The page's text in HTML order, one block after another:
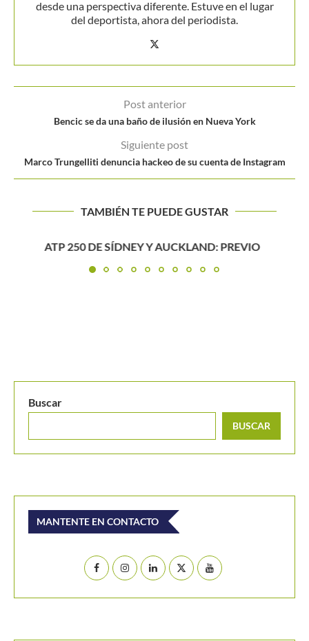
desde una perspectiva diferente. Estuve en el lugar
del deportista, ahora del periodista.
Post anterior
Bencic se da una baño de ilusión en Nueva York
Siguiente post
Marco Trungelliti denuncia hackeo de su cuenta de Instagram
TAMBIÉN TE PUEDE GUSTAR
MEJÍA SE QUEDÓ CON EL SUBTÍTULO EN LA OSAKA
Buscar
BUSCAR
MANTENTE EN CONTACTO